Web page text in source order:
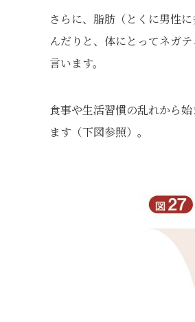
さらに、脂肪（とくに男性
んだりと、体にとってネガ
言います。
食事や生活習慣の乱れから
ます（下図参照）。